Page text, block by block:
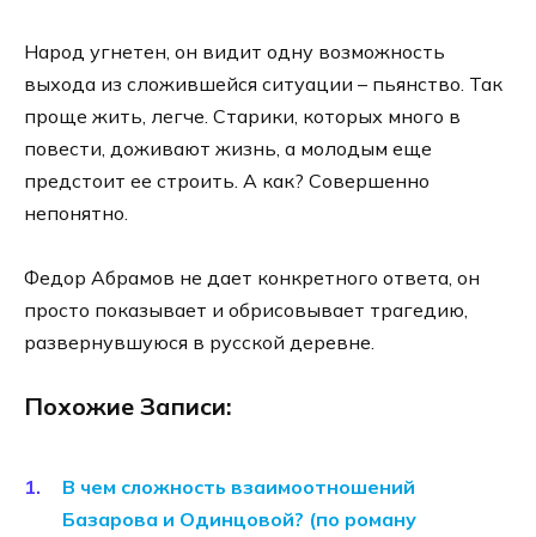
Народ угнетен, он видит одну возможность
выхода из сложившейся ситуации – пьянство. Так
проще жить, легче. Старики, которых много в
повести, доживают жизнь, а молодым еще
предстоит ее строить. А как? Совершенно
непонятно.
Федор Абрамов не дает конкретного ответа, он
просто показывает и обрисовывает трагедию,
развернувшуюся в русской деревне.
Похожие Записи:
В чем сложность взаимоотношений
Базарова и Одинцовой? (по роману